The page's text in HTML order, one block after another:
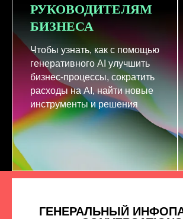
РУКОВОДИТЕЛЯМ
БИЗНЕСА
Чтобы узнать, как с помощью
генеративного AI улучшить
бизнес-процессы, сократить
расходы на AI, найти новые
инструменты и решения